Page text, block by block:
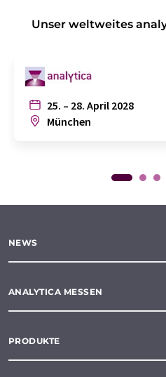
Unser weltweites
25. – 28. April 2028
München
NEWS
ANALYTICA MESSEN
PRODUKTE